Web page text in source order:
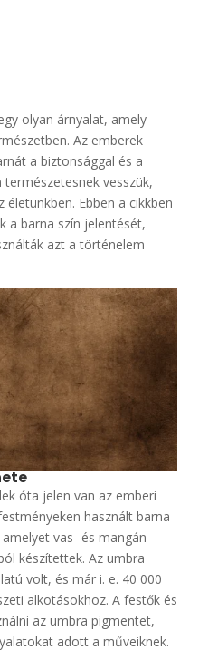
olyan árnyalat, amely
Az emberek
a biztonsággal és a
vesszük,
Ebben a cikkben
a barna szín jelentését,
azt a történelem
óta jelen van az emberi
használt barna
vas- és mangán-
készítettek. Az umbra
volt, és már i. e. 40 000
alkotásokhoz. A festők és
az umbra pigmentet,
adott a műveiknek.